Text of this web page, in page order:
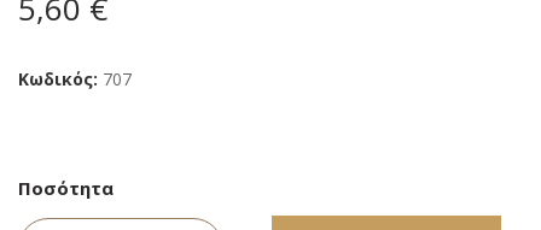
εικόνων
Κωδικός 707
Ποσότητα